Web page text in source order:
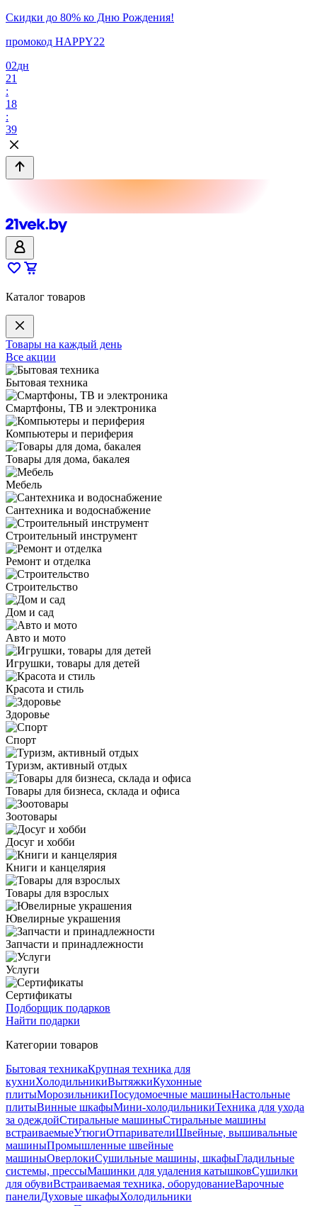
Скидки до 80% ко Дню Рождения!
промокод HAPPY22
02дн
21
:
18
:
39
Каталог товаров
Товары на каждый день
Все акции
Бытовая техника
Смартфоны, ТВ и электроника
Компьютеры и периферия
Товары для дома, бакалея
Мебель
Сантехника и водоснабжение
Строительный инструмент
Ремонт и отделка
Строительство
Дом и сад
Авто и мото
Игрушки, товары для детей
Красота и стиль
Здоровье
Спорт
Туризм, активный отдых
Товары для бизнеса, склада и офиса
Зоотовары
Досуг и хобби
Книги и канцелярия
Товары для взрослых
Ювелирные украшения
Запчасти и принадлежности
Услуги
Сертификаты
Подборщик подарков
Найти подарки
Категории товаров
Бытовая техникаКрупная техника для
кухниХолодильникиВытяжкиКухонные
плитыМорозильникиПосудомоечные машиныНастольные
плитыВинные шкафыМини-холодильникиТехника для ухода
за одеждойСтиральные машиныСтиральные машины
встраиваемыеУтюгиОтпаривателиШвейные, вышивальные
машиныПромышленные швейные
машиныОверлокиСушильные машины, шкафыГладильные
системы, прессыМашинки для удаления катышковСушилки
для обувиВстраиваемая техника, оборудованиеВарочные
панелиДуховые шкафыХолодильники